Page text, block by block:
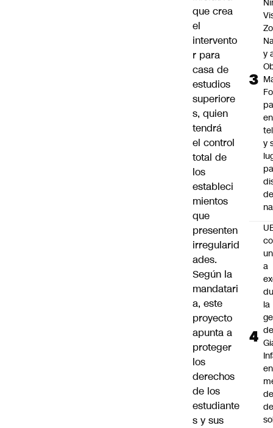
que crea
el
intervento
r para
casa de
estudios
superiore
s, quien
tendrá
el control
total de
los
estableci
mientos
que
presenten
irregularid
ades.
Según la
mandatari
a, este
proyecto
apunta a
proteger
los
derechos
de los
estudiante
s y sus
y
en
y
a
la
de
en
de